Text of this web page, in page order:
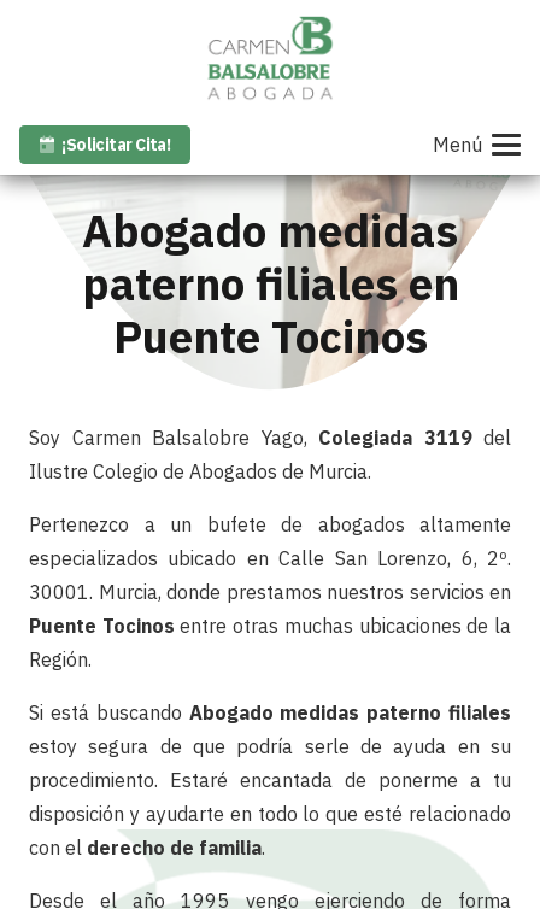
¡Solicitar Cita! Menú
Abogado medidas
paterno filiales en
Puente Tocinos
Soy Carmen Balsalobre Yago, Colegiada 3119del
Ilustre Colegio de Abogados de Murcia.
Pertenezco a un bufete de abogados altamente
especializados ubicado en Calle San Lorenzo, 6, 2º.
30001. Murcia, donde prestamos nuestros servicios en
Puente Tocinos entre otras muchas ubicaciones de la
Región.
Si está buscando Abogado medidas paterno filiales
estoy segura de que podría serle de ayuda en su
procedimiento. Estaré encantada de ponerme a tu
disposición y ayudarte en todo lo que esté relacionado
con el derecho de familia.
Desde el año 1995 vengo ejerciendo de forma